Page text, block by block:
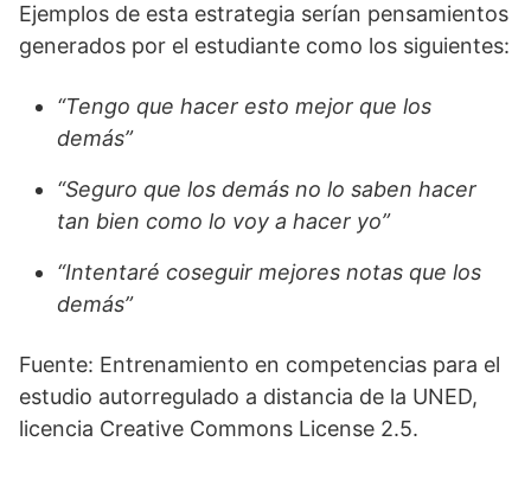
Ejemplos de esta estrategia serían pensamientos
generados por el estudiante como los siguientes:
“Tengo que hacer esto mejor que los
demás”
“Seguro que los demás no lo saben hacer
tan bien como lo voy a hacer yo”
“Intentaré coseguir mejores notas que los
demás”
Fuente: Entrenamiento en competencias para el
estudio autorregulado a distancia de la UNED,
licencia Creative Commons License 2.5.